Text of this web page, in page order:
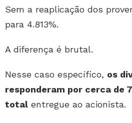
Sem a reaplicação dos
para 4.813%.
A diferença é brutal.
Nesse caso específico, os
responderam por cerca de
total entregue ao acionista.